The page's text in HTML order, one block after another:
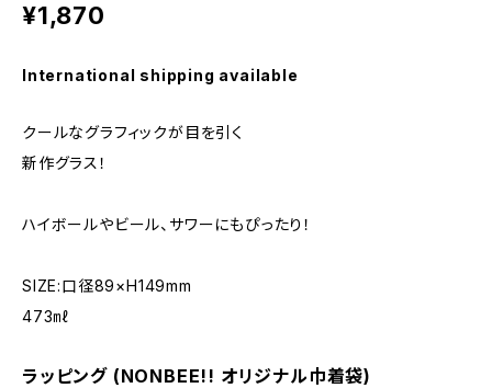
¥1,870
International shipping available
クールなグラフィックが目を引く
新作グラス！
ハイボールやビール、サワーにもぴったり！
SIZE:口径89×H149mm
473㎖
ラッピング (NONBEE!! オリジナル巾着袋)